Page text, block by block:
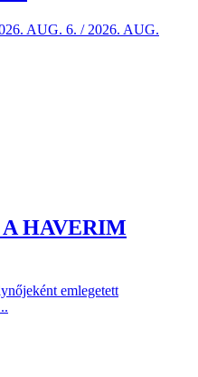
AUG. 6. / 2026. AUG.
HAVERIM
emlegetett